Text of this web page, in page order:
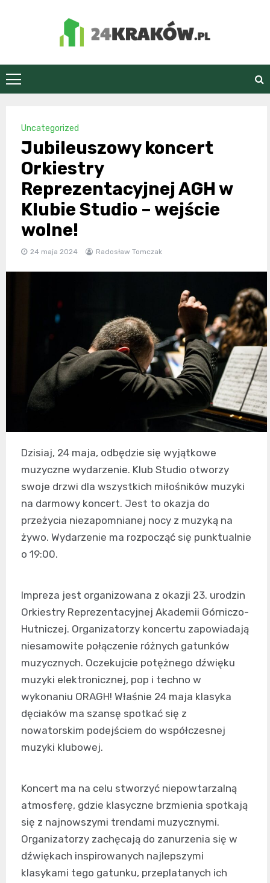
24Kraków.pl
Uncategorized
Jubileuszowy koncert
Orkiestry
Reprezentacyjnej AGH w
Klubie Studio – wejście
wolne!
24 maja 2024 Radosław Tomczak
Dzisiaj, 24 maja, odbędzie się wyjątkowe
muzyczne wydarzenie. Klub Studio otworzy
swoje drzwi dla wszystkich miłośników muzyki
na darmowy koncert. Jest to okazja do
przeżycia niezapomnianej nocy z muzyką na
żywo. Wydarzenie ma rozpocząć się punktualnie
o 19:00.
Impreza jest organizowana z okazji 23. urodzin
Orkiestry Reprezentacyjnej Akademii Górniczo-
Hutniczej. Organizatorzy koncertu zapowiadają
niesamowite połączenie różnych gatunków
muzycznych. Oczekujcie potężnego dźwięku
muzyki elektronicznej, pop i techno w
wykonaniu ORAGH! Właśnie 24 maja klasyka
dęciaków ma szansę spotkać się z
nowatorskim podejściem do współczesnej
muzyki klubowej.
Koncert ma na celu stworzyć niepowtarzalną
atmosferę, gdzie klasyczne brzmienia spotkają
się z najnowszymi trendami muzycznymi.
Organizatorzy zachęcają do zanurzenia się w
dźwiękach inspirowanych najlepszymi
klasykami tego gatunku, przeplatanych ich